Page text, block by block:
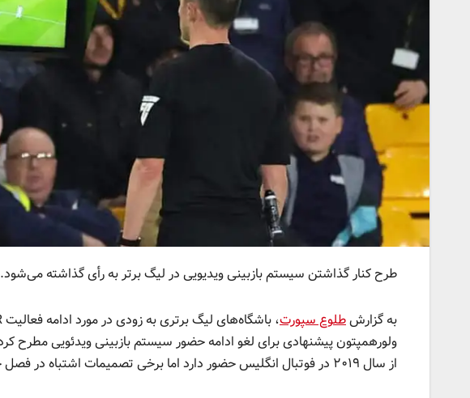
طرح کنار گذاشتن سیستم بازبینی ویدیویی در لیگ برتر به رأی گذاشته می‌شود.
به گزارشطلوع سپورت
از سال ۲۰۱۹ در فوتبال انگلیس حضور دارد اما برخی تصمیمات اشتباه در فصل جاری منجر به اعتراض شدید باشگاه‌ها شده است.